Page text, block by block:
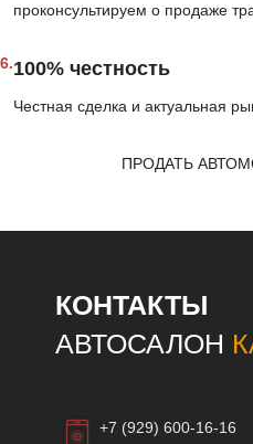
проконсультируем о продаже
6.100% честность
Честная сделка и актуальная
ПРОДАТЬ
КОНТАКТЫ
АВТОСАЛОН
+7 (929) 600-16-16